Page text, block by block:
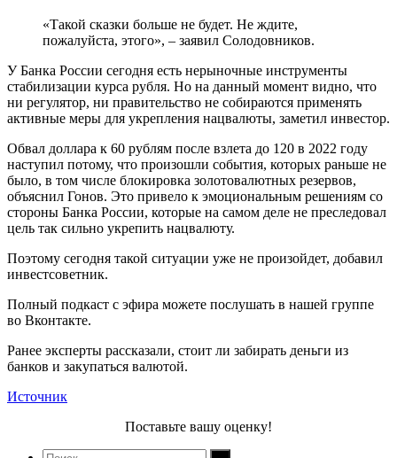
«Такой сказки больше не будет. Не ждите,
пожалуйста, этого», – заявил Солодовников.
У Банка России сегодня есть нерыночные инструменты
стабилизации курса рубля. Но на данный момент видно, что
ни регулятор, ни правительство не собираются применять
активные меры для укрепления нацвалюты, заметил инвестор.
Обвал доллара к 60 рублям после взлета до 120 в 2022 году
наступил потому, что произошли события, которых раньше не
было, в том числе блокировка золотовалютных резервов,
объяснил Гонов. Это привело к эмоциональным решениям со
стороны Банка России, которые на самом деле не преследовал
цель так сильно укрепить нацвалюту.
Поэтому сегодня такой ситуации уже не произойдет, добавил
инвестсоветник.
Полный подкаст с эфира можете послушать в нашей группе
во Вконтакте.
Ранее эксперты рассказали, стоит ли забирать деньги из
банков и закупаться валютой.
Источник
Поставьте вашу оценку!